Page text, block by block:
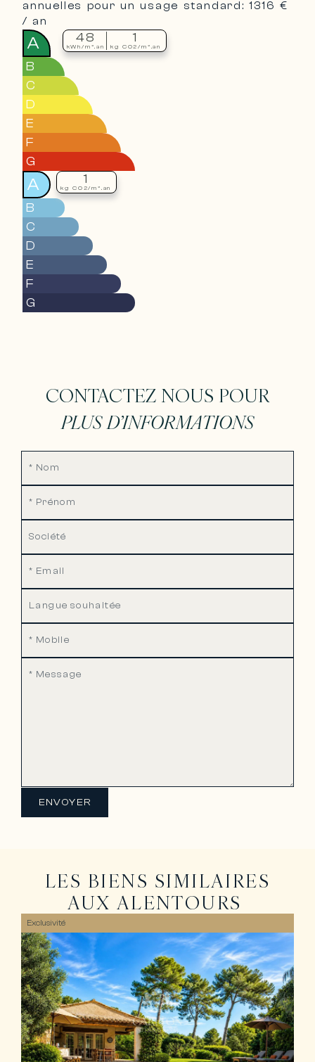
annuelles pour un usage standard: 1316 €
/ an
A
B
C
D
E
F
G
48
kWh/m².an
1
kg CO2/m².an
A
B
C
D
E
F
G
1
kg CO2/m².an
CONTACTEZ NOUS POUR
PLUS D’INFORMATIONS
ENVOYER
LES BIENS SIMILAIRES
AUX ALENTOURS
Exclusivité